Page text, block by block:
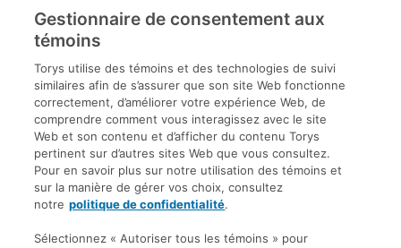
Inscrivez-vous aux publications de Torys pour recevoir nos derniers
commentaires, notre calendrier de webinaires et d’événements et
plus encore.
© 2026 Société d'avocats Torys S.E.N.C.R.L. Tous droits
réservés.
Politique de protection des renseignements personnels
Droit d’auteur
Avis de non-responsabilité
Gestionnaire de consentement aux
témoins
Torys utilise des témoins et des technologies de suivi
similaires afin de s’assurer que son site Web fonctionne
correctement, d’améliorer votre expérience Web, de
comprendre comment vous interagissez avec le site
Web et son contenu et d’afficher du contenu Torys
pertinent sur d’autres sites Web que vous consultez.
Pour en savoir plus sur notre utilisation des témoins et
sur la manière de gérer vos choix, consultez
notre politique de confidentialité.
Sélectionnez « Autoriser tous les témoins » pour